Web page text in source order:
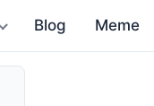
Blog Meme